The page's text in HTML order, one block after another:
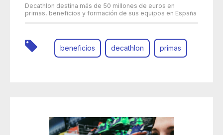
Decathlon destina más de 50 millones de euros en
primas, beneficios y formación de sus equipos en España
beneficios decathlon primas